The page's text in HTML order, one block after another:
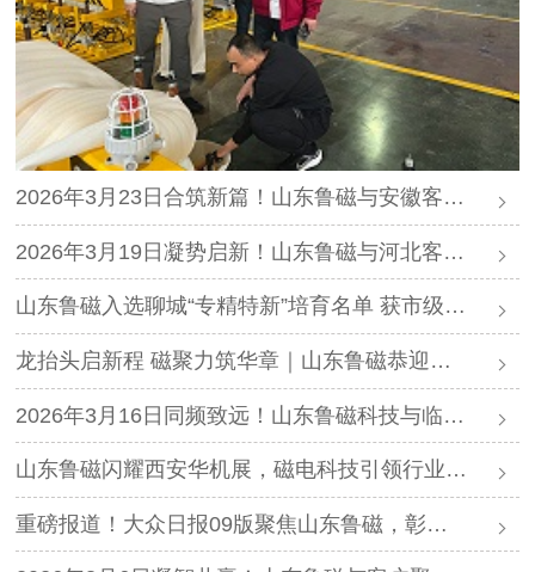
2026年3月23日合筑新篇！山东鲁磁与安徽客户聚力拓界，智领征程
2026年3月19日凝势启新！山东鲁磁与河北客户联创深耕，共赢未来
山东鲁磁入选聊城“专精特新”培育名单 获市级媒体重点报道
龙抬头启新程 磁聚力筑华章｜山东鲁磁恭迎二月二
2026年3月16日同频致远！山东鲁磁科技与临沂客户联创共赢，拓启新篇
山东鲁磁闪耀西安华机展，磁电科技引领行业新潮流
重磅报道！大众日报09版聚焦山东鲁磁，彰显民族智造实力